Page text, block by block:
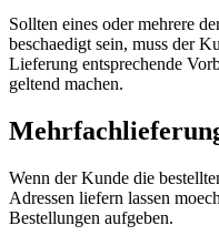
Sollten eines oder mehrere
beschaedigt sein, muss der
Lieferung entsprechende
geltend machen.
Wenn der Kunde die
Adressen liefern lassen
Bestellungen aufgeben.